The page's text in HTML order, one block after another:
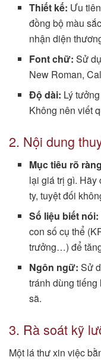
Thiết kế: Ưu
đồng bộ màu
nhận diện
Font chữ: Sử
New Roman,
Độ dài: Lý
Không nên viết
2. Nội dung
Mục tiêu rõ
lại giá trị gì. Hãy
ty, tuyệt đối
Số liệu biết nói:
con số cụ thể
trưởng…) để
Ngôn ngữ: Sử
tránh dùng
sã.
3. Rà soát kỹ
Một lá thư xin việc